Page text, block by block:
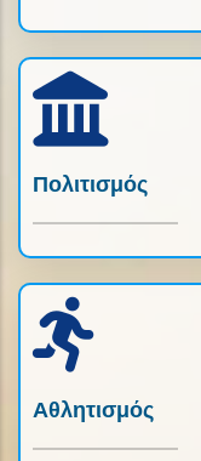
Πολιτισμός
Αθλητισμός